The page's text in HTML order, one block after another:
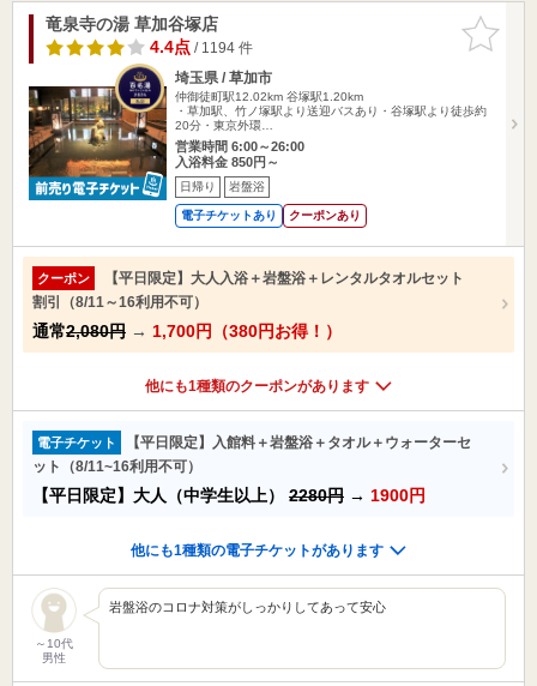
お気に入
りに追加
竜泉寺の湯 草加谷塚店
4.4点/ 1194 件
埼玉県 / 草加市
仲御徒町駅12.02km 谷塚駅1.20km
・草加駅、竹ノ塚駅より送迎バスあり・谷塚駅より徒歩約
20分・東京外環…
営業時間 6:00～26:00
入浴料金 850円～
日帰り 岩盤浴
電子チケットあり クーポンあり
クーポン
【平日限定】大人入浴＋岩盤浴＋レンタルタオルセット
割引（8/11～16利用不可）
通常2,080円 → 1,700円（380円お得！）
他にも1種類のクーポンがあります
電子チケット
【平日限定】入館料＋岩盤浴＋タオル＋ウォーターセ
ット（8/11~16利用不可）
【平日限定】大人（中学生以上） 2280円 → 1900円
他にも1種類の電子チケットがあります
～10代
男性
岩盤浴のコロナ対策がしっかりしてあって安心